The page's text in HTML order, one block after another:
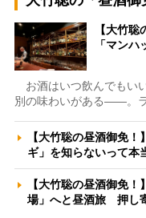
【大竹
「マン
お酒はいつ飲んでもい
別の味わいがある――。
【大竹聡の昼酒御免
ギ」を知らないって
【大竹聡の昼酒御免
場」へと昼酒旅 押し